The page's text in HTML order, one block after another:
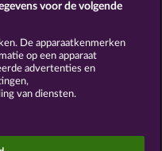
Facebook
indienen
enkel bedoeld voor
voor de volgende
De apparaatkenmerken
op een apparaat
advertenties en
van diensten.